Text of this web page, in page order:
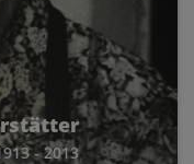
- 2013